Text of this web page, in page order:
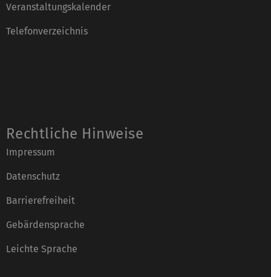
Veranstaltungskalender
Telefonverzeichnis
Rechtliche Hinweise
Impressum
Datenschutz
Barrierefreiheit
Gebärdensprache
Leichte Sprache